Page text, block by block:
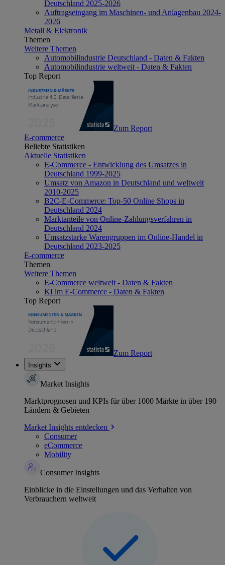
Deutschland 2025-2026
Auftragseingang im Maschinen- und Anlagenbau 2024-
2026
Metall & Elektronik
Themen
Weitere Themen
Automobilindustrie Deutschland - Daten & Fakten
Automobilindustrie weltweit - Daten & Fakten
Top Report
Zum Report
E-commerce
Beliebte Statistiken
Aktuelle Statistiken
E-Commerce - Entwicklung des Umsatzes in
Deutschland 1999-2025
Umsatz von Amazon in Deutschland und weltweit
2010-2025
B2C-E-Commerce: Top-50 Online Shops in
Deutschland 2024
Marktanteile von Online-Zahlungsverfahren in
Deutschland 2024
Umsatzstarke Warengruppen im Online-Handel in
Deutschland 2023-2025
E-commerce
Themen
Weitere Themen
E-Commerce weltweit - Daten & Fakten
KI im E-Commerce - Daten & Fakten
Top Report
Zum Report
Insights
Market Insights
Marktprognosen und KPIs für über 1000 Märkte in über 190
Ländern & Gebieten
Market Insights entdecken
Consumer
eCommerce
Mobility
Consumer Insights
Einblicke in die Einstellungen und das Verhalten von
Verbrauchern weltweit